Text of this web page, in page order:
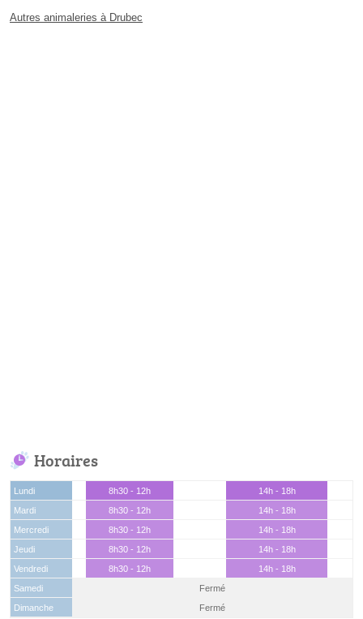
Autres animaleries à Drubec
Horaires
Lundi 8h30 - 12h
14h - 18h
Mardi
8h30 - 12h
14h - 18h
Mercredi
8h30 - 12h
14h - 18h
Jeudi
8h30 - 12h
14h - 18h
Vendredi
8h30 - 12h
14h - 18h
Samedi
Fermé
Dimanche
Fermé